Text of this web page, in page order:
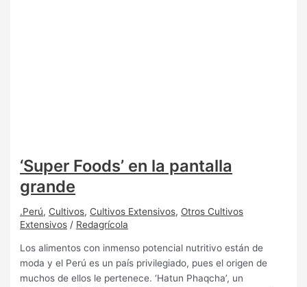
‘Super Foods’ en la pantalla
grande
.Perú, Cultivos, Cultivos Extensivos, Otros Cultivos
Extensivos / Redagrícola
Los alimentos con inmenso potencial nutritivo están de
moda y el Perú es un país privilegiado, pues el origen de
muchos de ellos le pertenece. ‘Hatun Phaqcha’, un